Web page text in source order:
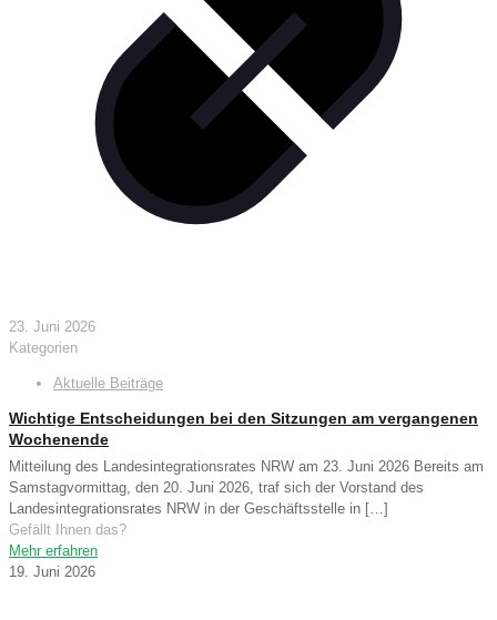
23. Juni 2026
Kategorien
Aktuelle Beiträge
Wichtige Entscheidungen bei den Sitzungen am vergangenen
Wochenende
Mitteilung des Landesintegrationsrates NRW am 23. Juni 2026 Bereits am
Samstagvormittag, den 20. Juni 2026, traf sich der Vorstand des
Landesintegrationsrates NRW in der Geschäftsstelle in […]
Gefällt Ihnen das?
Mehr erfahren
19. Juni 2026